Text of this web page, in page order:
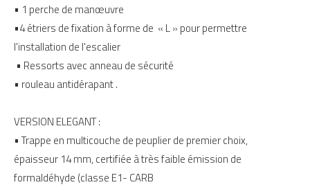
• 1 perche de manœuvre
•4 étriers de fixation à forme de « L » pour permettre
l'installation de l'escalier
• Ressorts avec anneau de sécurité
• rouleau antidérapant .
VERSION ELEGANT :
• Trappe en multicouche de peuplier de premier choix,
épaisseur 14 mm, certifiée à très faible émission de
formaldéhyde (classe E1- CARB